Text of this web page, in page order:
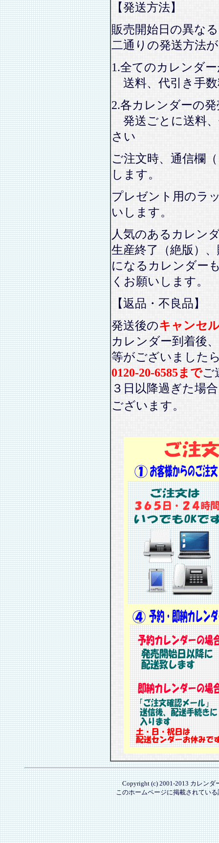
【発送方法】
販売開始日の異な
二通りの発送方法
1.全てのカレンダ
送料、代引き手
2.各カレンダーの
発送ごとに送料
さい
ご注文時、通信欄
します。
プレゼント用のラ
いします。
人気のあるカレン
生産終了（絶版）
になるカレンダー
くお願いします。
【返品・不良品】
発送後のキャンセ
カレンダー到着後、
等がございました
0120-20-6585までご
３日以降過ぎた場
ございます。
Copyright (c) 2001-2013 カレンダ
このホームページに掲載されてい